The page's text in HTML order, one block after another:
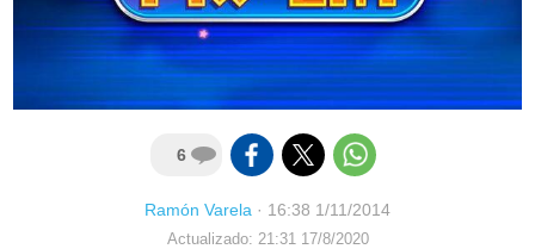
6
Ramón Varela · 16:38 1/11/2014
Actualizado: 21:31 17/8/2020